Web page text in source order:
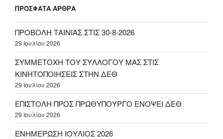
ΠΡΌΣΦΑΤΑ ΆΡΘΡΑ
ΠΡΟΒΟΛΗ ΤΑΙΝΙΑΣ ΣΤΙΣ 30-8-2026
29 Ιουλίου 2026
ΣΥΜΜΕΤΟΧΗ ΤΟΥ ΣΥΛΛΟΓΟΥ ΜΑΣ ΣΤΙΣ
ΚΙΝΗΤΟΠΟΙΗΣΕΙΣ ΣΤΗΝ ΔΕΘ
29 Ιουλίου 2026
ΕΠΙΣΤΟΛΗ ΠΡΟΣ ΠΡΩΘΥΠΟΥΡΓΟ ΕΝΟΨΕΙ ΔΕΘ
29 Ιουλίου 2026
ΕΝΗΜΕΡΩΣΗ ΙΟΥΛΙΟΣ 2026